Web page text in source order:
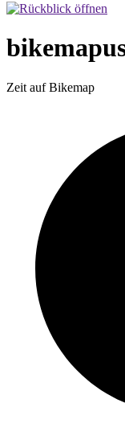
Zeit auf Bikemap